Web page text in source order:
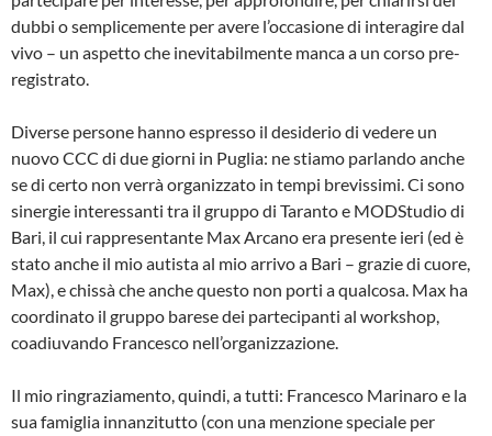
dubbi o semplicemente per avere l’occasione di interagire dal
vivo – un aspetto che inevitabilmente manca a un corso pre-
registrato.
Diverse persone hanno espresso il desiderio di vedere un
nuovo CCC di due giorni in Puglia: ne stiamo parlando anche
se di certo non verrà organizzato in tempi brevissimi. Ci sono
sinergie interessanti tra il gruppo di Taranto e MODStudio di
Bari, il cui rappresentante Max Arcano era presente ieri (ed è
stato anche il mio autista al mio arrivo a Bari – grazie di cuore,
Max), e chissà che anche questo non porti a qualcosa. Max ha
coordinato il gruppo barese dei partecipanti al workshop,
coadiuvando Francesco nell’organizzazione.
Il mio ringraziamento, quindi, a tutti: Francesco Marinaro e la
sua famiglia innanzitutto (con una menzione speciale per